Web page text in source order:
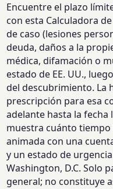
Encuentre el plazo
con esta Calculadora
de caso (lesiones
deuda, daños a la
médica, difamación o
estado de EE. UU.,
del descubrimiento. La
prescripción para esa
adelante hasta la
muestra cuánto
animada con una
y un estado de
Washington, D.C. Solo
general; no constituye